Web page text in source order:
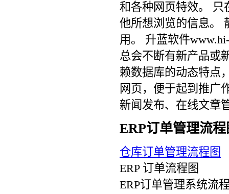
和各种网页特效。 只
他所想浏览的信息。
用。 升蓝软件
总会不断有新产品或
赖数据库的动态特点
网页，便于起到推广
新闻发布、在线文章
ERP订单管理流程
仓库订单管理流程图
ERP 订单流程图
ERP订单管理系统流